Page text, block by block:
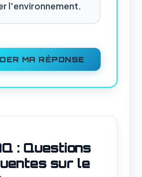
l'environnement.
MA RÉPONSE
: Questions
sur le